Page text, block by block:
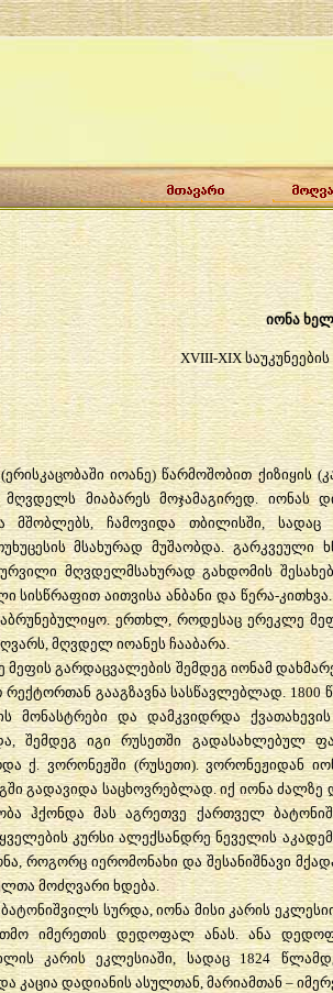
იონა
XVIII-XIXსაუკუნეების
ერისკაცობაში იოანე)წარმოშობით ქიზიყის(
მღვდელს მიაბარეს მოჯამაგირედ. იონას
მშობლებს,ჩამოვიდა თბილისში,სადაც
მსახურად მუშაობდა.გარკვეული
მღვდელმსახურად გახდომის შესახებ
სისწრაფით აითვისა ანბანი და წერა-კითხვა
. ერთხლ, როდესაც ერეკლე
,მღვდელ იოანეს ჩააბარა.
მეფის გარდაცვალების შემდეგ იონამ
რექტორთან გააგზავნა სასწავლებლად. 1800
მონასტრები და დამკვიდრდა
ქვათახევის
, შემდეგ იგი რუსეთში გადასახლებულ
ქ.ვორონეჟში(რუსეთი).ვორონეჟიდან
გადავიდა საცხოვრებლად.იქ იონა ძალზე
ჰქონდა მას აგრეთვე ქართველ
კურსი ალექსანდრე ნეველის
,როგორც იერომონახი და შესანიშნავი
მოძღვარი ხდება.
ბატონიშვილს სურდა,იონა მისი კარის
იმერეთის დედოფალ ანას.ანა
კარის ეკლესიაში,სადაც1824
კაცია დადიანის ასულთან,მარიამთან–